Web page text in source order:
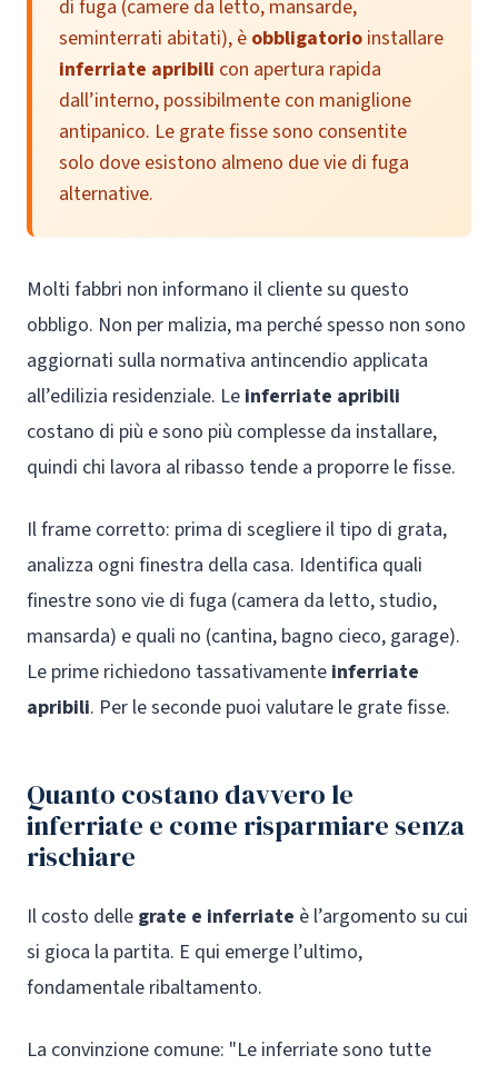
di fuga (camere da letto, mansarde,
seminterrati abitati), è obbligatorio installare
inferriate apribili con apertura rapida
dall’interno, possibilmente con maniglione
antipanico. Le grate fisse sono consentite
solo dove esistono almeno due vie di fuga
alternative.
Molti fabbri non informano il cliente su questo
obbligo. Non per malizia, ma perché spesso non sono
aggiornati sulla normativa antincendio applicata
all’edilizia residenziale. Le inferriate apribili
costano di più e sono più complesse da installare,
quindi chi lavora al ribasso tende a proporre le fisse.
Il frame corretto: prima di scegliere il tipo di grata,
analizza ogni finestra della casa. Identifica quali
finestre sono vie di fuga (camera da letto, studio,
mansarda) e quali no (cantina, bagno cieco, garage).
Le prime richiedono tassativamente inferriate
apribili. Per le seconde puoi valutare le grate fisse.
Quanto costano davvero le
inferriate e come risparmiare senza
rischiare
Il costo delle grate e inferriate è l’argomento su cui
si gioca la partita. E qui emerge l’ultimo,
fondamentale ribaltamento.
La convinzione comune: "Le inferriate sono tutte